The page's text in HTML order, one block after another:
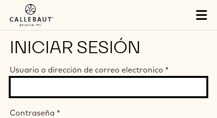
Skip to main content
INICIAR SESIÓN
Usuario o dirección de correo electronico *
Contraseña *